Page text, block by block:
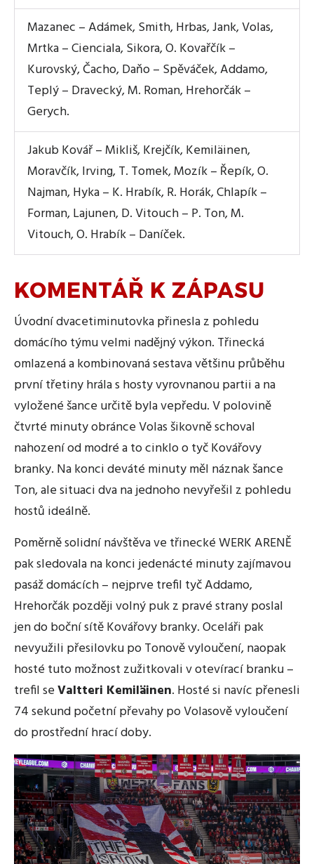
Mazanec – Adámek, Smith, Hrbas, Jank, Volas,
Mrtka – Cienciala, Sikora, O. Kovařčík –
Kurovský, Čacho, Daňo – Spěváček, Addamo,
Teplý – Dravecký, M. Roman, Hrehorčák –
Gerych.
Jakub Kovář – Mikliš, Krejčík, Kemiläinen,
Moravčík, Irving, T. Tomek, Mozík – Řepík, O.
Najman, Hyka – K. Hrabík, R. Horák, Chlapík –
Forman, Lajunen, D. Vitouch – P. Ton, M.
Vitouch, O. Hrabík – Daníček.
KOMENTÁŘ K ZÁPASU
Úvodní dvacetiminutovka přinesla z pohledu
domácího týmu velmi nadějný výkon. Třinecká
omlazená a kombinovaná sestava většinu průběhu
první třetiny hrála s hosty vyrovnanou partii a na
vyložené šance určitě byla vepředu. V polovině
čtvrté minuty obránce Volas šikovně schoval
nahození od modré a to cinklo o tyč Kovářovy
branky. Na konci deváté minuty měl náznak šance
Ton, ale situaci dva na jednoho nevyřešil z pohledu
hostů ideálně.
Poměrně solidní návštěva ve třinecké WERK ARENĚ
pak sledovala na konci jedenácté minuty zajímavou
pasáž domácích – nejprve trefil tyč Addamo,
Hrehorčák později volný puk z pravé strany poslal
jen do boční sítě Kovářovy branky. Oceláři pak
nevyužili přesilovku po Tonově vyloučení, naopak
hosté tuto možnost zužitkovali v otevírací branku –
trefil seValtteri Kemiläinen. Hosté si navíc přenesli
74 sekund početní převahy po Volasově vyloučení
do prostřední hrací doby.